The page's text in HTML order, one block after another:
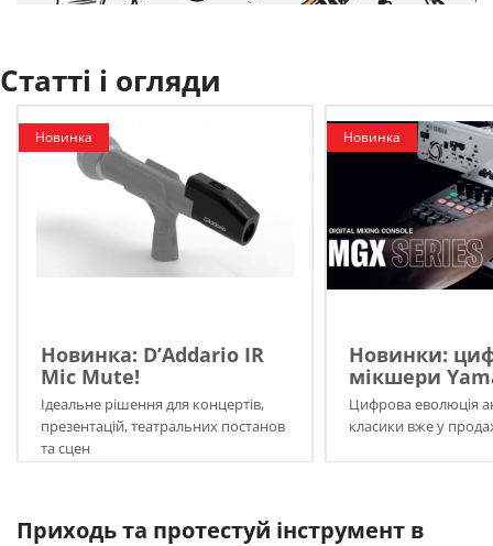
Статті і огляди
Новинка
Новинка: D’Addario IR
Mic Mute!
Ідеальне рішення для концертів,
презентацій, театральних постанов
та сцен
Новинка
Новинки:
мікшери
Цифрова еволюція
класики вже у
Приходь та протестуй інструмент в